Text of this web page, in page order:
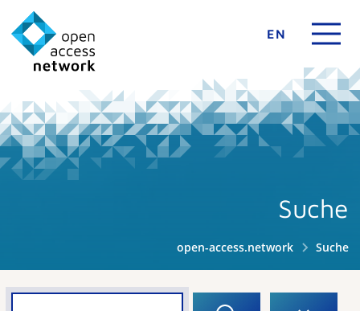
EN
Suche
open-access.network Suche